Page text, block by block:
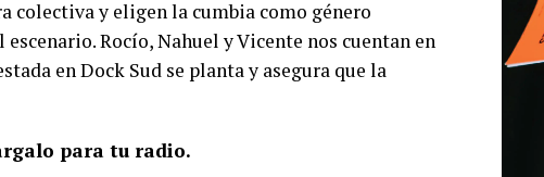
colectiva y eligen la cumbia como género
Rocío, Nahuel y Vicente nos cuentan en
en Dock Sud se planta y asegura que la
para tu radio.